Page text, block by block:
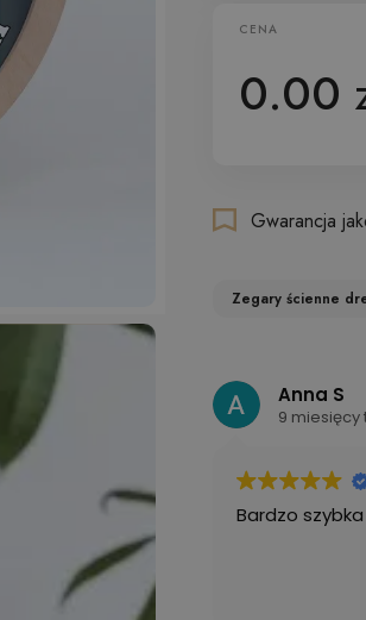
CENA
0.00
Gwarancja
Zegary ścienne
Anna S
9 miesięcy
Bardzo